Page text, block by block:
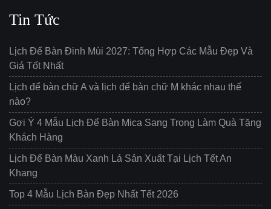
Tin Tức
Lịch Để Bàn Đinh Mùi 2027: Tổng Hợp Các Mẫu Đẹp Và
Giá Tốt Nhất
Lịch để bàn chữ A và lịch để bàn chữ M khác nhau thế
nào?
Gợi Ý 4 Mẫu Lịch Để Bàn Mica Sang Trọng Làm Quà Tặng
Khách Hàng
Lịch Để Bàn Màu Xanh Lá Sản Xuất Tại Lịch Tết An
Khang
Top 4 Mẫu Lịch Bàn Đẹp Nhất Tết 2026